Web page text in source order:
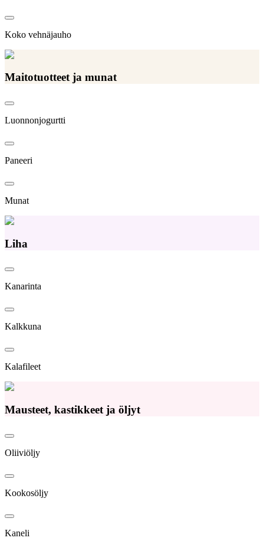
Koko vehnäjauho
Maitotuotteet ja munat
Luonnonjogurtti
Paneeri
Munat
Liha
Kanarinta
Kalkkuna
Kalafileet
Mausteet, kastikkeet ja öljyt
Oliiviöljy
Kookosöljy
Kaneli